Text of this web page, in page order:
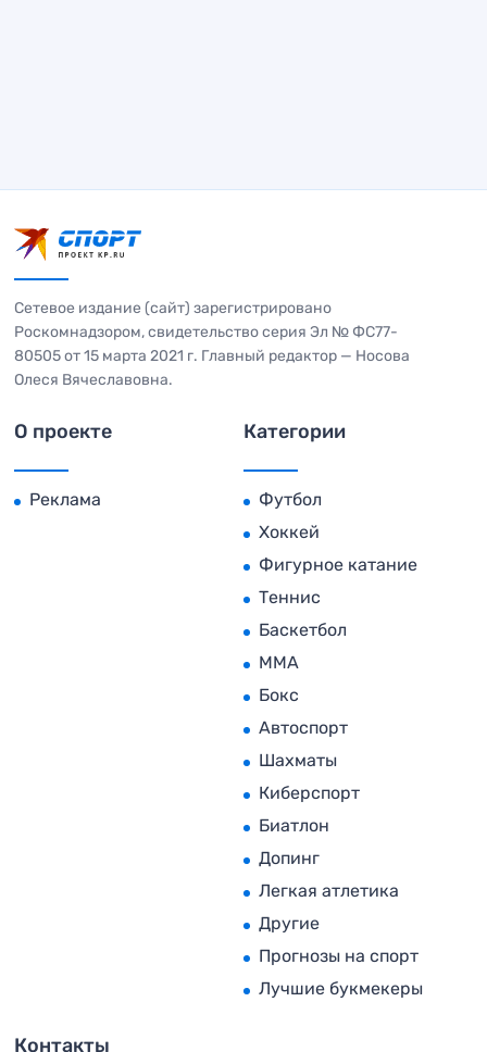
Сетевое издание (сайт) зарегистрировано
Роскомнадзором, свидетельство серия Эл № ФС77-
80505 от 15 марта 2021 г. Главный редактор — Носова
Олеся Вячеславовна.
О проекте
Реклама
Категории
Футбол
Хоккей
Фигурное катание
Теннис
Баскетбол
MMA
Бокс
Автоспорт
Шахматы
Киберспорт
Биатлон
Допинг
Легкая атлетика
Другие
Прогнозы на спорт
Лучшие букмекеры
Контакты